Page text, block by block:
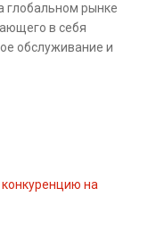
глобальном рынке
в себя
обслуживание и
на